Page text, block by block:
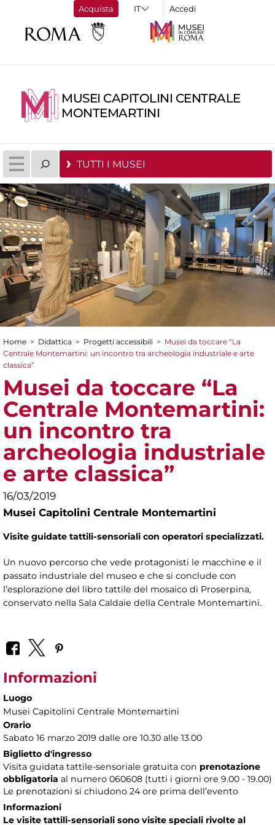
Acquista Accedi
MUSEI CAPITOLINI CENTRALE
MONTEMARTINI
TUTTI I MUSEI
Tu sei qui
Home > Didattica > Progetti accessibili > Musei da toccare “La
Centrale Montemartini: un incontro tra archeologia industriale e arte
classica”
Musei da toccare “La
Centrale Montemartini:
un incontro tra
archeologia industriale
e arte classica”
16/03/2019
Musei Capitolini Centrale Montemartini
Visite guidate tattili-sensoriali con operatori specializzati.
Un nuovo percorso che vede protagonisti le macchine e il
passato industriale del museo e che si conclude con
l’esplorazione del libro tattile del mosaico di Proserpina,
conservato nella Sala Caldaie della Centrale Montemartini.
Informazioni
Luogo
Musei Capitolini Centrale Montemartini
Orario
Sabato 16 marzo 2019 dalle ore 10.30 alle 13.00
Biglietto d'ingresso
Visita guidata tattile-sensoriale gratuita con prenotazione
obbligatoria al numero 060608 (tutti i giorni ore 9.00 - 19.00)
Le prenotazioni si chiudono 24 ore prima dell’evento
Informazioni
Le visite tattili-sensoriali sono visite speciali rivolte al